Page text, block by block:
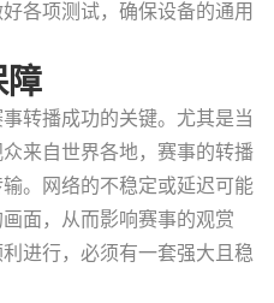
各项测试，确保设备的通用
障
转播成功的关键。尤其是当
来自世界各地，赛事的转播
。网络的不稳定或延迟可能
面，从而影响赛事的观赏
进行，必须有一套强大且稳